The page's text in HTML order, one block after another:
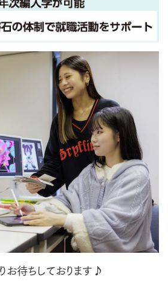
お待ちしております♪